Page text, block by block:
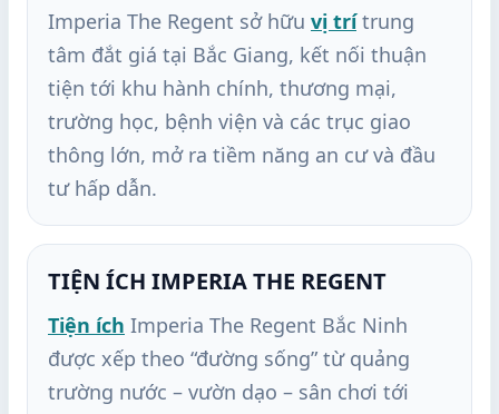
Imperia The Regent sở hữu vị trítrung
tâm đắt giá tại Bắc Giang, kết nối thuận
tiện tới khu hành chính, thương mại,
trường học, bệnh viện và các trục giao
thông lớn, mở ra tiềm năng an cư và đầu
tư hấp dẫn.
TIỆN ÍCH IMPERIA THE REGENT
Tiện ích Imperia The Regent Bắc Ninh
được xếp theo “đường sống” từ quảng
trường nước – vườn dạo – sân chơi tới